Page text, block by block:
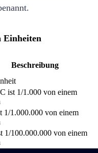
Einheiten
Beschreibung
ist 1/1.000 von einem
1/1.000.000 von einem
1/100.000.000 von einem